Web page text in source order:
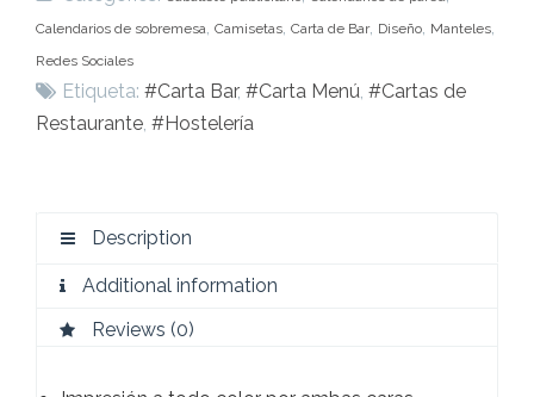
Calendarios de sobremesa, Camisetas, Carta de Bar, Diseño, Manteles,
Redes Sociales
Etiqueta: #Carta Bar, #Carta Menú, #Cartas de
Restaurante, #Hostelería
Description
Additional information
Reviews (0)